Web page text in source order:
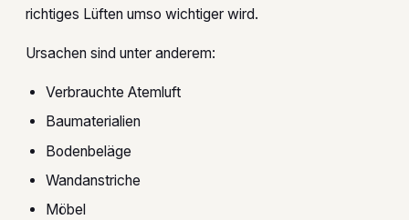
richtiges Lüften umso wichtiger wird.
Ursachen sind unter anderem:
Verbrauchte Atemluft
Baumaterialien
Bodenbeläge
Wandanstriche
Möbel